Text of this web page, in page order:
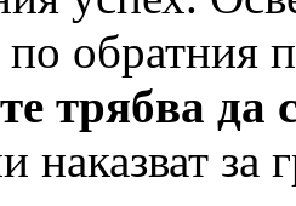
по обратния
трябва да
наказват